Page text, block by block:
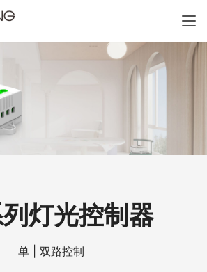
灯光控制器
单 | 双路控制